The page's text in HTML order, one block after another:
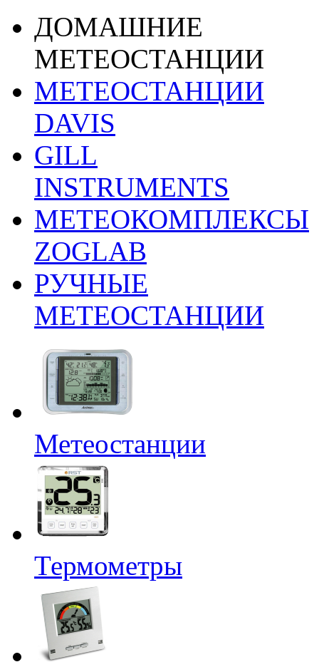
ДОМАШНИЕ
МЕТЕОСТАНЦИИ
МЕТЕОСТАНЦИИ
DAVIS
GILL
INSTRUMENTS
МЕТЕОКОМПЛЕКСЫ
ZOGLAB
РУЧНЫЕ
МЕТЕОСТАНЦИИ
Метеостанции
Термометры